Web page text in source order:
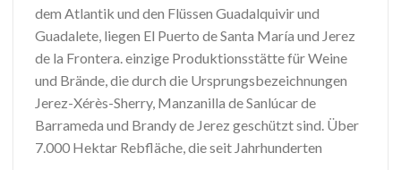
dem Atlantik und den Flüssen Guadalquivir und
Guadalete, liegen El Puerto de Santa María und Jerez
de la Frontera. einzige Produktionsstätte für Weine
und Brände, die durch die Ursprungsbezeichnungen
Jerez-Xérès-Sherry, Manzanilla de Sanlúcar de
Barrameda und Brandy de Jerez geschützt sind. Über
7.000 Hektar Rebfläche, die seit Jahrhunderten